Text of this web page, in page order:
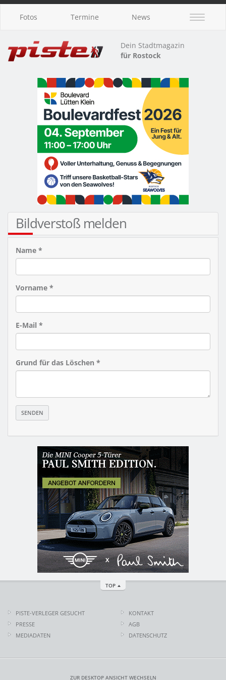
Fotos Termine News
Dein Stadtmagazin
für Rostock
Bildverstoß melden
Name *
Vorname *
E-Mail *
Grund für das Löschen *
TOP
PISTE-VERLEGER GESUCHT
PRESSE
MEDIADATEN
KONTAKT
AGB
DATENSCHUTZ
ZUR DESKTOP ANSICHT WECHSELN